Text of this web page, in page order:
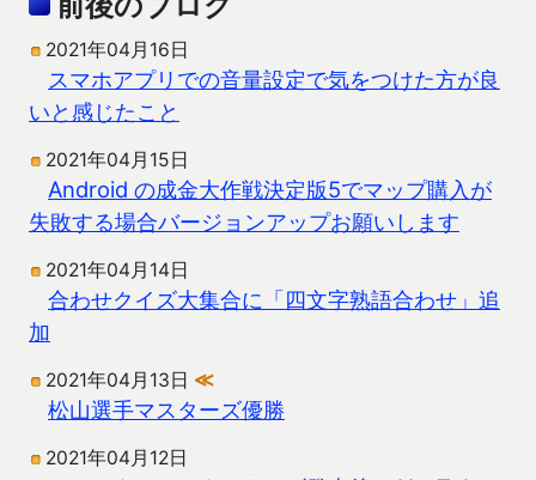
2021年04月16日
スマホアプリでの音量設定で気をつけた方が良
いと感じたこと
2021年04月15日
Android の成金大作戦決定版5でマップ購入が
失敗する場合バージョンアップお願いします
2021年04月14日
合わせクイズ大集合に「四文字熟語合わせ」追
加
2021年04月13日 ≪
松山選手マスターズ優勝
2021年04月12日